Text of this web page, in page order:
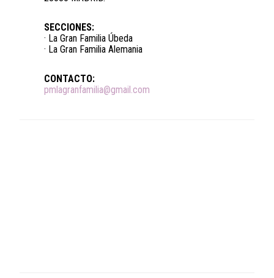
SECCIONES:
· La Gran Familia Úbeda
· La Gran Familia Alemania
CONTACTO:
pmlagranfamilia@gmail.com